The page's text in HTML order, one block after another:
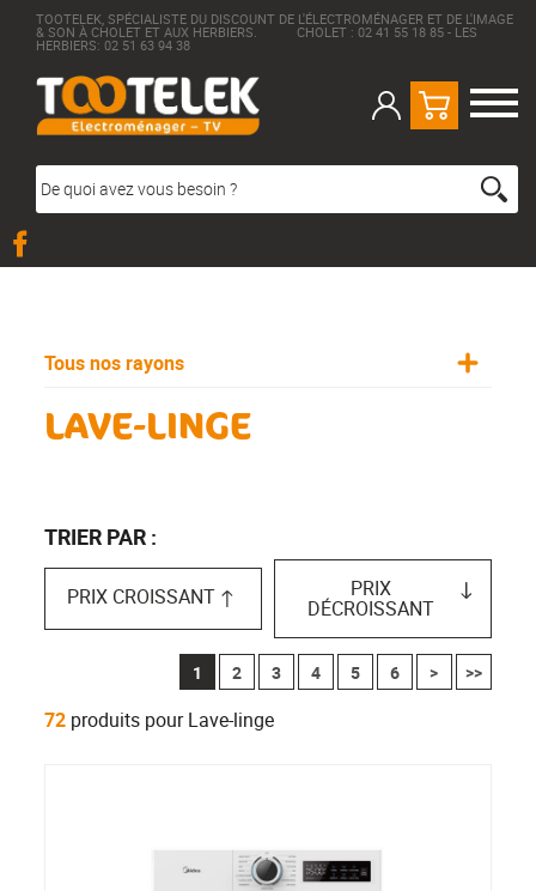
TOOTELEK, SPÉCIALISTE DU DISCOUNT DE L'ÉLECTROMÉNAGER ET DE L'IMAGE
& SON À CHOLET ET AUX HERBIERS. CHOLET : 02 41 55 18 85 - LES
HERBIERS: 02 51 63 94 38
LAVE-LINGE
TRIER PAR :
PRIX CROISSANT PRIX
DÉCROISSANT
1 2 3 4 5 6 > >>
72 produits pour Lave-linge
Tous nos rayons